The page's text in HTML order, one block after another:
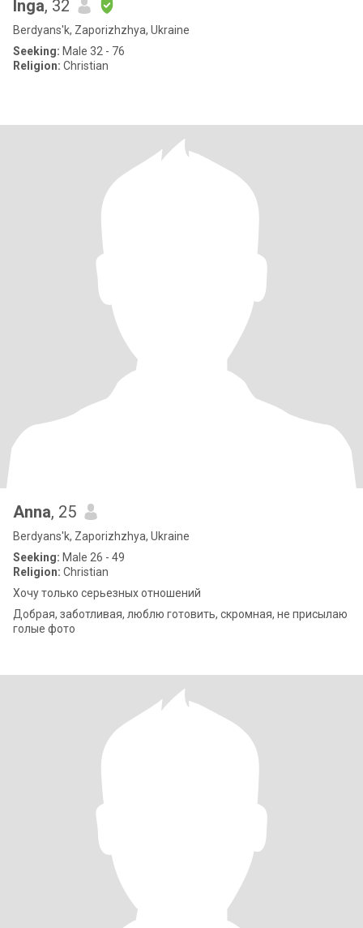
Inga, 32
Berdyans'k, Zaporizhzhya, Ukraine
Seeking: Male 32 - 76
Religion: Christian
Anna, 25
Berdyans'k, Zaporizhzhya, Ukraine
Seeking: Male 26 - 49
Religion: Christian
Хочу только серьезных отношений
Добрая, заботливая, люблю готовить, скромная, не присылаю
голые фото